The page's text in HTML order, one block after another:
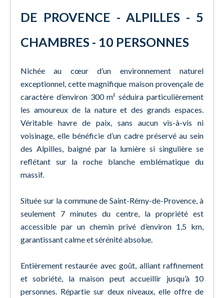
DE PROVENCE - ALPILLES - 5
CHAMBRES - 10 PERSONNES
Nichée au cœur d’un environnement naturel
exceptionnel, cette magnifique maison provençale de
caractère d’environ 300 m² séduira particulièrement
les amoureux de la nature et des grands espaces.
Véritable havre de paix, sans aucun vis-à-vis ni
voisinage, elle bénéficie d’un cadre préservé au sein
des Alpilles, baigné par la lumière si singulière se
reflétant sur la roche blanche emblématique du
massif.
Située sur la commune de Saint-Rémy-de-Provence, à
seulement 7 minutes du centre, la propriété est
accessible par un chemin privé d’environ 1,5 km,
garantissant calme et sérénité absolue.
Entièrement restaurée avec goût, alliant raffinement
et sobriété, la maison peut accueillir jusqu’à 10
personnes. Répartie sur deux niveaux, elle offre de